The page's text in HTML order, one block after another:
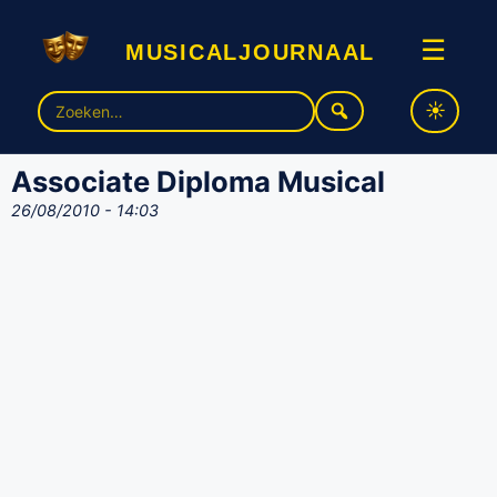
musicaljournaal ☰
Zoek
naar:
Associate Diploma Musical
26/08/2010 - 14:03